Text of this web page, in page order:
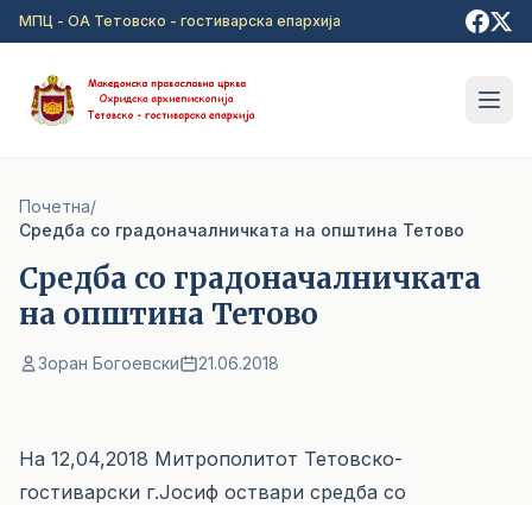
Прејди на главна содржина
МПЦ - ОА Тетовско - гостиварска епархија
Почетна/
Средба со градоначалничката на општина Тетово
Средба со градоначалничката
на општина Тетово
Зоран Богоевски 21.06.2018
На 12,04,2018 Митрополитот Тетовско-
гостиварски г.Јосиф оствари средба со